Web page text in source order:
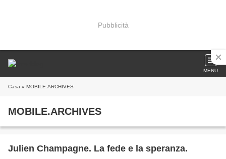
Pubblicità
MENU
Casa » MOBILE.ARCHIVES
MOBILE.ARCHIVES
Julien Champagne. La fede e la speranza.